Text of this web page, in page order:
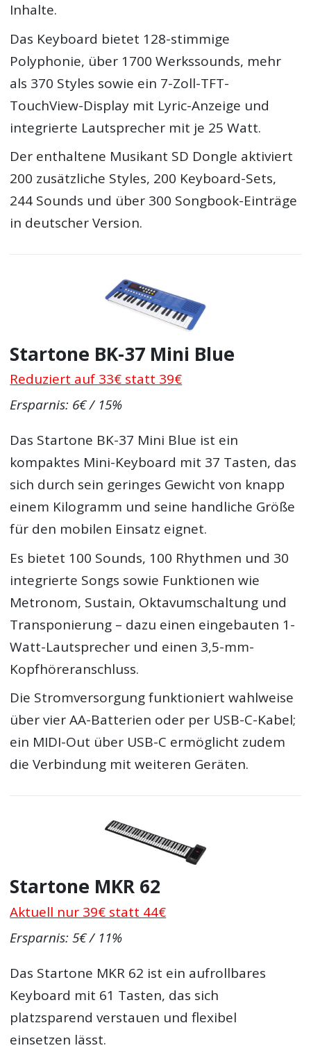
Inhalte.
Das Keyboard bietet 128-stimmige
Polyphonie, über 1700 Werkssounds, mehr
als 370 Styles sowie ein 7-Zoll-TFT-
TouchView-Display mit Lyric-Anzeige und
integrierte Lautsprecher mit je 25 Watt.
Der enthaltene Musikant SD Dongle aktiviert
200 zusätzliche Styles, 200 Keyboard-Sets,
244 Sounds und über 300 Songbook-Einträge
in deutscher Version.
Startone BK-37 Mini Blue
Reduziert auf 33€ statt 39€
Ersparnis: 6€ / 15%
Das Startone BK-37 Mini Blue ist ein
kompaktes Mini-Keyboard mit 37 Tasten, das
sich durch sein geringes Gewicht von knapp
einem Kilogramm und seine handliche Größe
für den mobilen Einsatz eignet.
Es bietet 100 Sounds, 100 Rhythmen und 30
integrierte Songs sowie Funktionen wie
Metronom, Sustain, Oktavumschaltung und
Transponierung – dazu einen eingebauten 1-
Watt-Lautsprecher und einen 3,5-mm-
Kopfhöreranschluss.
Die Stromversorgung funktioniert wahlweise
über vier AA-Batterien oder per USB-C-Kabel;
ein MIDI-Out über USB-C ermöglicht zudem
die Verbindung mit weiteren Geräten.
Startone MKR 62
Aktuell nur 39€ statt 44€
Ersparnis: 5€ / 11%
Das Startone MKR 62 ist ein aufrollbares
Keyboard mit 61 Tasten, das sich
platzsparend verstauen und flexibel
einsetzen lässt.